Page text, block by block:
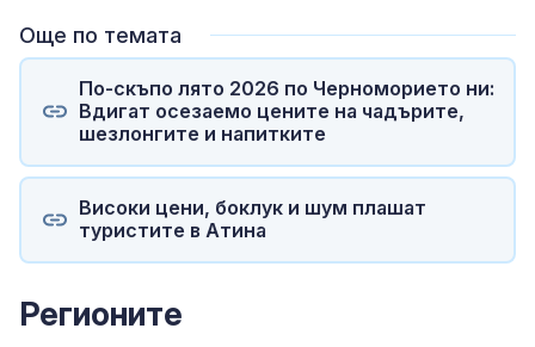
Още по темата
По-скъпо лято 2026 по Черноморието ни:
Вдигат осезаемо цените на чадърите,
шезлонгите и напитките
Високи цени, боклук и шум плашат
туристите в Атина
Регионите